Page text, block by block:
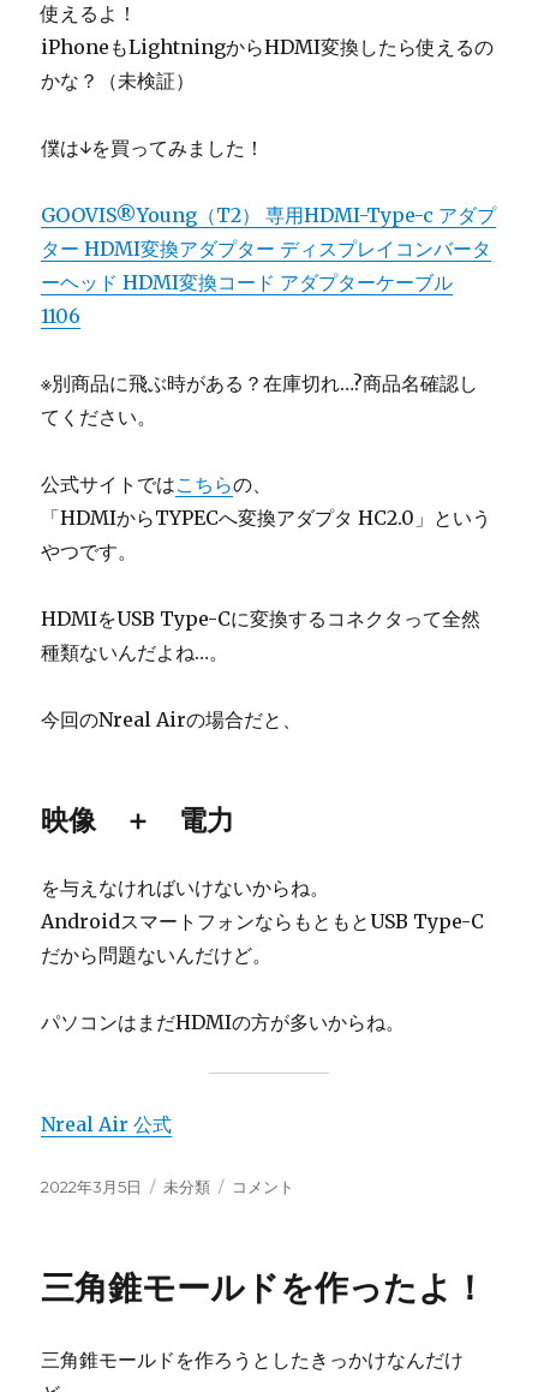
使えるよ！
iPhoneもLightningからHDMI変換したら使えるの
かな？（未検証）
僕は↓を買ってみました！
GOOVIS®Young（T2） 専用HDMI-Type-c アダプ
ター HDMI変換アダプター ディスプレイコンバータ
ーヘッド HDMI変換コード アダプターケーブル
1106
※別商品に飛ぶ時がある？在庫切れ…?商品名確認し
てください。
公式サイトではこちらの、
「HDMIからTYPECへ変換アダプタ HC2.0」という
やつです。
HDMIをUSB Type-Cに変換するコネクタって全然
種類ないんだよね…。
今回のNreal Airの場合だと、
映像 ＋ 電力
を与えなければいけないからね。
AndroidスマートフォンならもともとUSB Type-C
だから問題ないんだけど。
パソコンはまだHDMIの方が多いからね。
Nreal Air 公式
投
2022年3月5日
カ
ー
未分類
Nreal
し
た
コメント
三角錐モールドを作ったよ！
三角錐モールドを作ろうとしたきっかけなんだけ